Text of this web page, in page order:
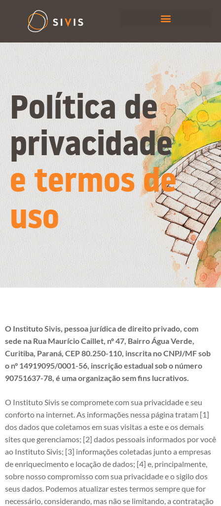
Política de
privacidade
e termos de
uso
O Instituto Sivis, pessoa jurídica de direito privado, com
sede na Rua Maurício Caillet, nº 47, Bairro Água Verde,
Curitiba, Paraná, CEP 80.250-110, inscrita no CNPJ/MF sob
o n° 14919095/0001-56, inscrição estadual sob o número
90751637-78, é uma organização sem fins lucrativos.
O Instituto Sivis se compromete com sua privacidade e seu
conforto na internet. As informações nessa página tratam [1]
dos dados que coletamos em suas visitas a este e os demais
sites que gerenciamos; [2] dados pessoais informados por você
ao Instituto Sivis; [3] informações coletadas junto a empresas
de enriquecimento e locação de dados; [4] e, principalmente,
sobre nosso compromisso com sua privacidade e o sigilo dos
seus dados. Podemos atualizar estes termos sempre que for
necessário, considerando, mas não se limitando, a contratação